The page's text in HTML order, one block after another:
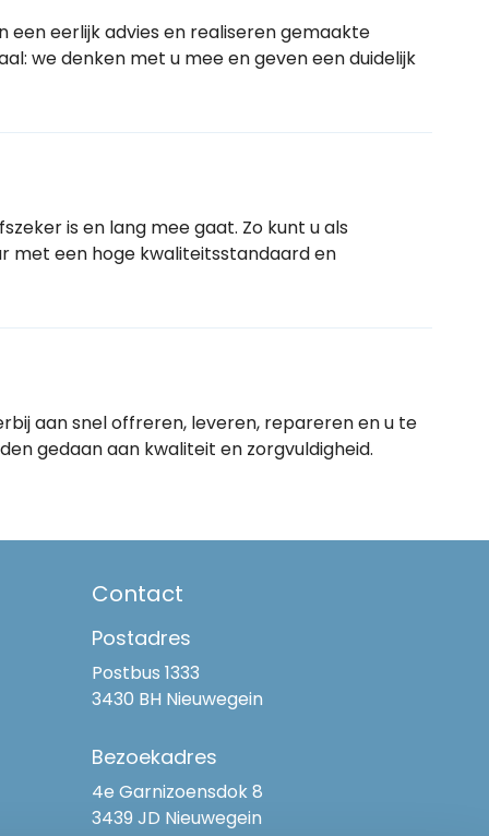
een eerlijk advies en realiseren gemaakte
we denken met u mee en geven een duidelijk
is en lang mee gaat. Zo kunt u als
met een hoge kwaliteitsstandaard en
aan snel offreren, leveren, repareren en u te
gedaan aan kwaliteit en zorgvuldigheid.
Contact
Postadres
Postbus 1333
3430 BH Nieuwegein
Bezoekadres
4e Garnizoensdok 8
3439 JD Nieuwegein